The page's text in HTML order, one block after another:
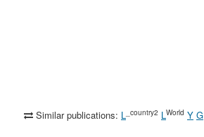
Similar publications: L _country2 LWorld Y G